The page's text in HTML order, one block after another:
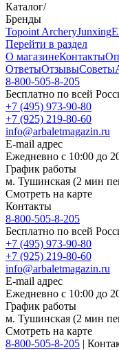
Каталог/
Бренды
Topoint ArcheryJunxing
Перейти в раздел
О магазинеКонтакты
ОтветыОтзывыСоветы
8-800-505-8-205
Бесплатно по всей
+7 (495) 973-90-80
+7 (925) 219-80-60
info@arbaletmagazin.ru
E-mail адрес
Ежедневно с 10:00 до
График работы
м. Тушинская (2 мин
Смотреть на карте
Контакты
8-800-505-8-205
Бесплатно по всей
+7 (495) 973-90-80
+7 (925) 219-80-60
info@arbaletmagazin.ru
E-mail адрес
Ежедневно с 10:00 до
График работы
м. Тушинская (2 мин
Смотреть на карте
8-800-505-8-205 |